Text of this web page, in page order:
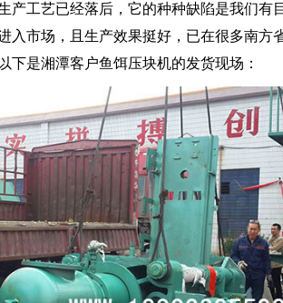
产工艺已经落后，它的种种缺陷是我们有
入市场，且生产效果挺好，已在很多南方
下是湘潭客户鱼饵压块机的发货现场：